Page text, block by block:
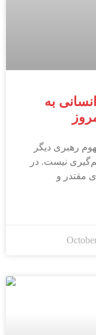
به
رهبری دیگر
نیست. در
مقتدر و